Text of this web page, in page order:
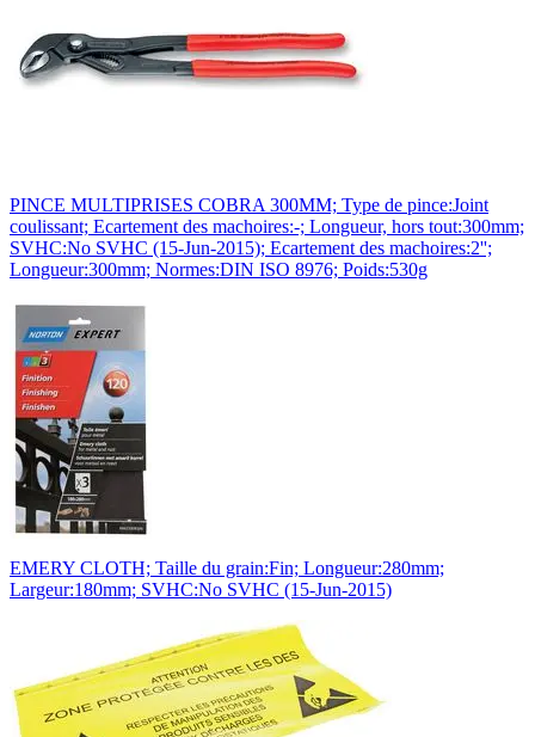
PINCE MULTIPRISES COBRA 300MM; Type de pince:Joint
coulissant; Ecartement des machoires:-; Longueur, hors tout:300mm;
SVHC:No SVHC (15-Jun-2015); Ecartement des machoires:2'';
Longueur:300mm; Normes:DIN ISO 8976; Poids:530g
EMERY CLOTH; Taille du grain:Fin; Longueur:280mm;
Largeur:180mm; SVHC:No SVHC (15-Jun-2015)